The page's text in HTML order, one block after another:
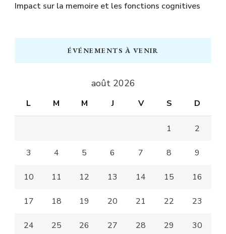
Impact sur la memoire et les fonctions cognitives
ÉVÉNEMENTS À VENIR
août 2026
L M M J V S D
1 2
3 4 5 6 7 8 9
10 11 12 13 14 15 16
17 18 19 20 21 22 23
24 25 26 27 28 29 30